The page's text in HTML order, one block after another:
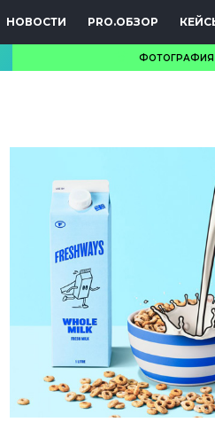
НОВОСТИ PRO.ОБЗОР
ФОТОГРАФИЯ